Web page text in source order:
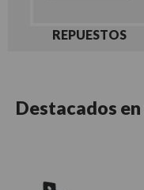
REPUESTOS
Destacados en